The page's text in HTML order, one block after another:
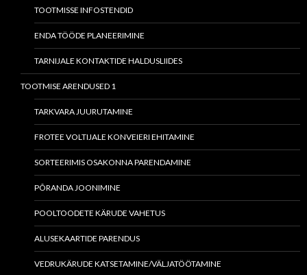
TOOTMISSE INFOSTENDID
ENDA TÖÖDE PLANEERIMINE
TARNIJALE KONTAKTIDE HALDUSLIIDES
TOOTMISE ARENDUSED 1
TARKVARA JUURUTAMINE
FROTEE VOLTIJALE KONVEIERI EHITAMINE
SORTEERIMIS OSAKONNA PARENDAMINE
PÕRANDA JOONIMINE
POOLTOODETE KÄRUDE VAHETUS
ALUSEKAARTIDE PARENDUS
VEDRUKÄRUDE KATSETAMINE/VÄLJATÖÖTAMINE